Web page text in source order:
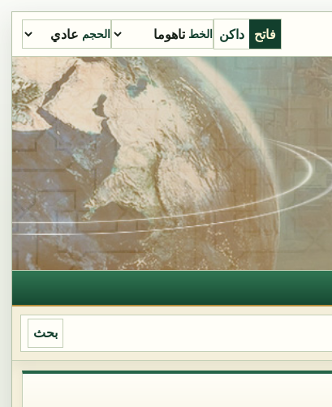
فاتح داكن الخط الحجم
بحث